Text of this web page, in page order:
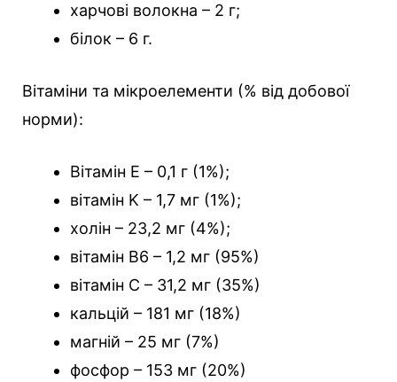
харчові волокна – 2 г;
білок – 6 г.
Вітаміни та мікроелементи (% від добової
норми):
Вітамін E – 0,1 г (1%);
вітамін K – 1,7 мг (1%);
холін – 23,2 мг (4%);
вітамін B6 – 1,2 мг (95%)
вітамін C – 31,2 мг (35%)
кальцій – 181 мг (18%)
магній – 25 мг (7%)
фосфор – 153 мг (20%)